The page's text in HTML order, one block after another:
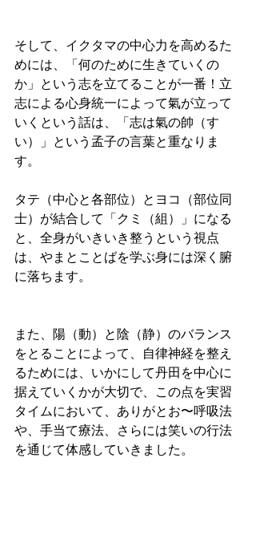
そして、イクタマの中心力を高めるた
めには、「何のために生きていくの
か」という志を立てることが一番！立
志による心身統一によって氣が立って
いくという話は、「志は氣の帥（す
い）」という孟子の言葉と重なりま
す。
タテ（中心と各部位）とヨコ（部位同
士）が結合して「クミ（組）」になる
と、全身がいきいき整うという視点
は、やまとことばを学ぶ身には深く腑
に落ちます。
また、陽（動）と陰（静）のバランス
をとることによって、自律神経を整え
るためには、いかにして丹田を中心に
据えていくかが大切で、この点を実習
タイムにおいて、ありがとお〜呼吸法
や、手当て療法、さらには笑いの行法
を通じて体感していきました。